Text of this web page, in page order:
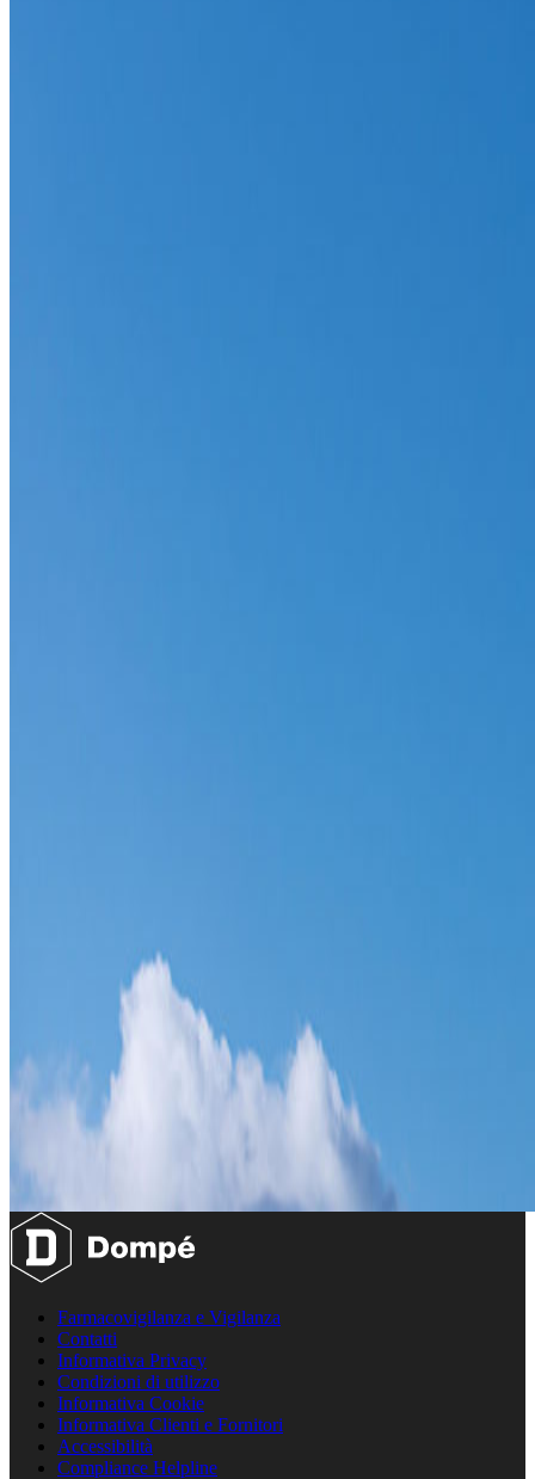
Farmacovigilanza e Vigilanza
Contatti
Informativa Privacy
Condizioni di utilizzo
Informativa Cookie
Informativa Clienti e Fornitori
Accessibilità
Compliance Helpline